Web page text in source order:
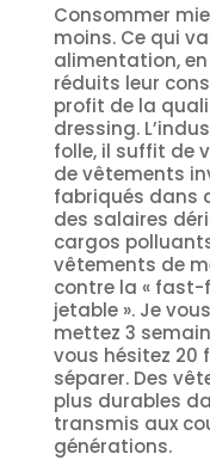
Consommer
moins. Ce qui
alimentation,
réduits leur
profit de la
dressing.
folle, il suffit de
de vêtements
fabriqués dans
des salaires
cargos
vêtements de
contre la «
jetable ». Je
mettez 3
vous hésitez 20
séparer. Des
plus durables
transmis aux
générations.